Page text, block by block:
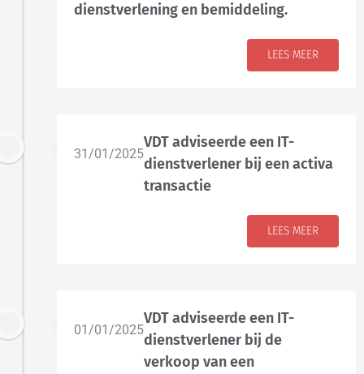
dienstverlening en bemiddeling.
LEES MEER
31/01/2025
VDT adviseerde een IT-
dienstverlener bij een activa
transactie
LEES MEER
01/01/2025
VDT adviseerde een IT-
dienstverlener bij de
verkoop van een